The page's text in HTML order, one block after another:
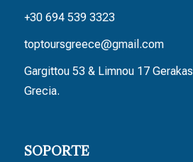
+30 694 539 3323
toptoursgreece@gmail.com
Gargittou 53 & Limnou 17
Grecia.
SOPORTE